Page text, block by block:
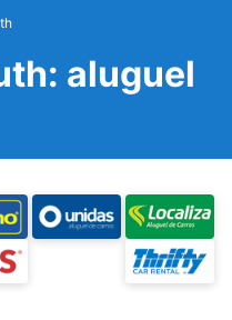
aluguel